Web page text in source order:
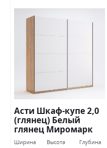
Асти Шкаф-купе 2,0
(глянец) Белый
глянец Миромарк
Ширина Высота Глубина